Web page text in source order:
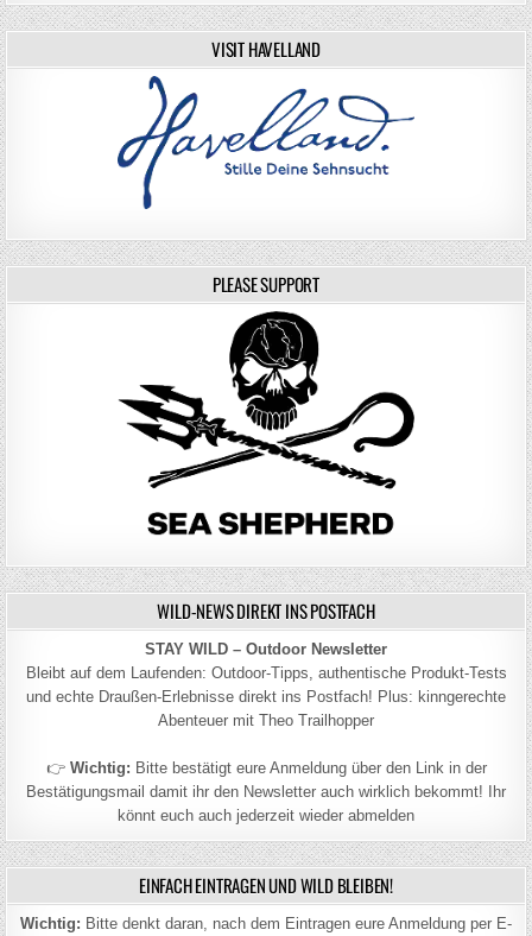
VISIT HAVELLAND
PLEASE SUPPORT
WILD-NEWS DIREKT INS POSTFACH
STAY WILD – Outdoor Newsletter
Bleibt auf dem Laufenden: Outdoor-Tipps, authentische Produkt-Tests
und echte Draußen-Erlebnisse direkt ins Postfach! Plus: kinngerechte
Abenteuer mit Theo Trailhopper
👉 Wichtig: Bitte bestätigt eure Anmeldung über den Link in der
Bestätigungsmail damit ihr den Newsletter auch wirklich bekommt! Ihr
könnt euch auch jederzeit wieder abmelden
EINFACH EINTRAGEN UND WILD BLEIBEN!
Wichtig: Bitte denkt daran, nach dem Eintragen eure Anmeldung per E-